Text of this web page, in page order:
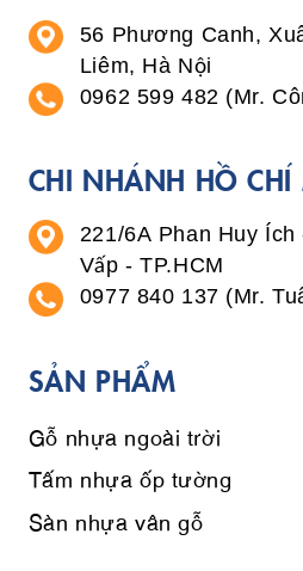
56 Phương Canh,
Liêm, Hà Nội
0962 599 482 (Mr.
CHI NHÁNH HỒ CHÍ
221/6A Phan Huy Ích
Vấp - TP.HCM
0977 840 137 (Mr.
SẢN PHẨM
Gỗ nhựa ngoài trời
Tấm nhựa ốp tường
Sàn nhựa vân gỗ